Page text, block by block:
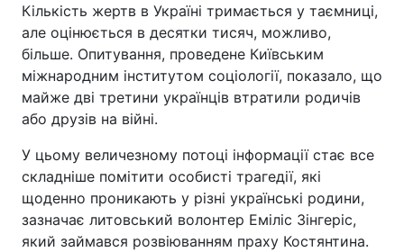
Кількість жертв в Україні тримається у таємниці,
але оцінюється в десятки тисяч, можливо,
більше. Опитування, проведене Київським
міжнародним інститутом соціології, показало, що
майже дві третини українців втратили родичів
або друзів на війні.
У цьому величезному потоці інформації стає все
складніше помітити особисті трагедії, які
щоденно проникають у різні українські родини,
зазначає литовський волонтер Еміліс Зінгеріс,
який займався розвіюванням праху Костянтина.